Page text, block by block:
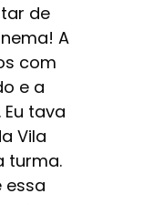
de
A
com
e a
tava
Vila
turma.
essa